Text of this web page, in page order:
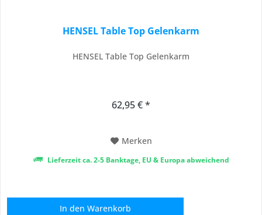
HENSEL Table Top Gelenkarm
HENSEL Table Top Gelenkarm
62,95 € *
Merken
Lieferzeit ca. 2-5 Banktage, EU & Europa abweichend
In den Warenkorb